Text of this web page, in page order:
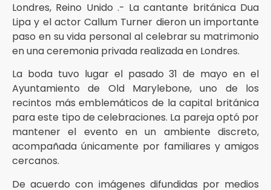
Londres, Reino Unido .- La cantante británica Dua
Lipa y el actor Callum Turner dieron un importante
paso en su vida personal al celebrar su matrimonio
en una ceremonia privada realizada en Londres.
La boda tuvo lugar el pasado 31 de mayo en el
Ayuntamiento de Old Marylebone, uno de los
recintos más emblemáticos de la capital británica
para este tipo de celebraciones. La pareja optó por
mantener el evento en un ambiente discreto,
acompañada únicamente por familiares y amigos
cercanos.
De acuerdo con imágenes difundidas por medios